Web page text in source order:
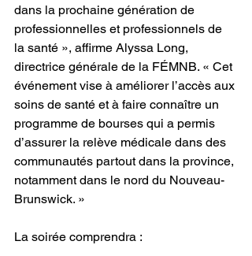
dans la prochaine génération de
professionnelles et professionnels de
la santé », affirme Alyssa Long,
directrice générale de la FÉMNB. « Cet
événement vise à améliorer l’accès aux
soins de santé et à faire connaître un
programme de bourses qui a permis
d’assurer la relève médicale dans des
communautés partout dans la province,
notamment dans le nord du Nouveau-
Brunswick. »
La soirée comprendra :